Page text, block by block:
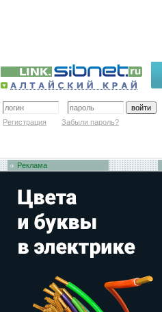
Регистрация Забыли пароль?
Реклама